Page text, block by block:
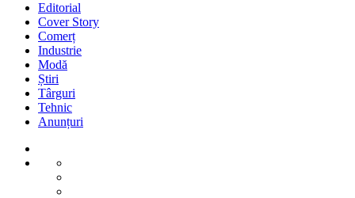
Editorial
Cover Story
Comerț
Industrie
Modă
Știri
Târguri
Tehnic
Anunțuri